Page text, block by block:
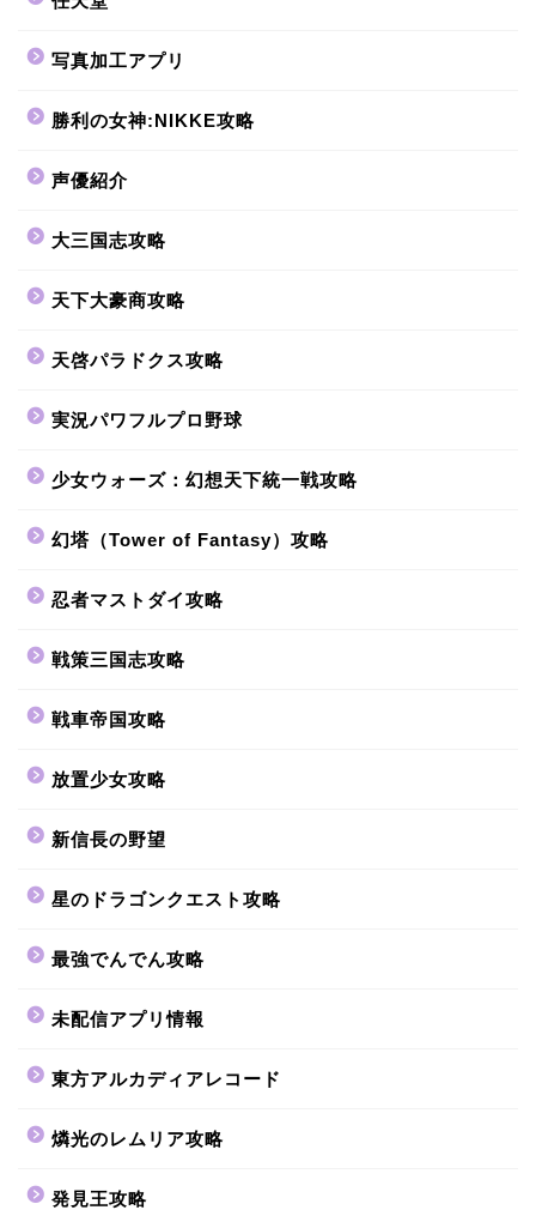
写真加工アプリ
勝利の女神:NIKKE攻略
声優紹介
大三国志攻略
天下大豪商攻略
天啓パラドクス攻略
実況パワフルプロ野球
少女ウォーズ：幻想天下統一戦攻略
幻塔（Tower of Fantasy）攻略
忍者マストダイ攻略
戦策三国志攻略
戦車帝国攻略
放置少女攻略
新信長の野望
星のドラゴンクエスト攻略
最強でんでん攻略
未配信アプリ情報
東方アルカディアレコード
燐光のレムリア攻略
発見王攻略